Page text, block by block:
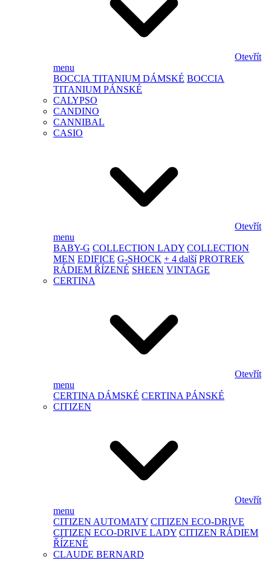
Otevřít
menu
BOCCIA TITANIUM DÁMSKÉ BOCCIA
TITANIUM PÁNSKÉ
CALYPSO
CANDINO
CANNIBAL
CASIO
Otevřít
menu
BABY-G COLLECTION LADY COLLECTION
MEN EDIFICE G-SHOCK + 4 další PROTREK
RÁDIEM ŘÍZENÉ SHEEN VINTAGE
CERTINA
Otevřít
menu
CERTINA DÁMSKÉ CERTINA PÁNSKÉ
CITIZEN
Otevřít
menu
CITIZEN AUTOMATY CITIZEN ECO-DRIVE
CITIZEN ECO-DRIVE LADY CITIZEN RÁDIEM
ŘÍZENÉ
CLAUDE BERNARD